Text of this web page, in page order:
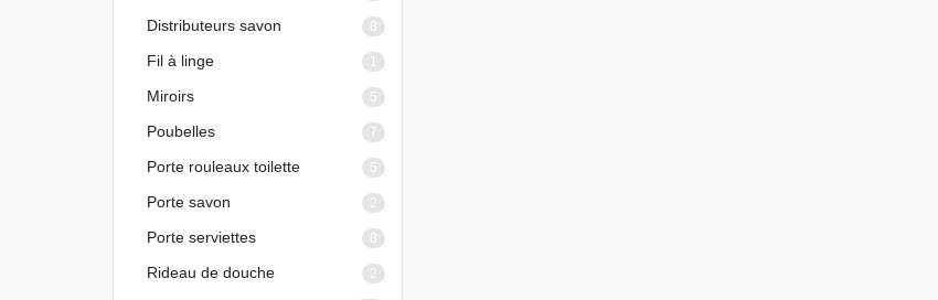
Distributeurs savon 8
Fil à linge 1
Miroirs 5
Poubelles 7
Porte rouleaux toilette 5
Porte savon 2
Porte serviettes 8
Rideau de douche 2